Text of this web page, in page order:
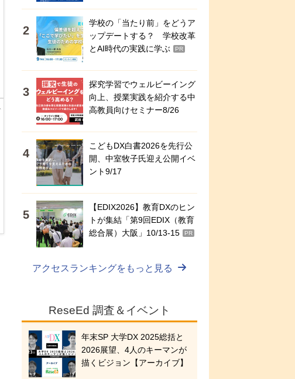
学校の「当たり前」をどうア
ップデートする？ 学校改革
とAI時代の実践に学ぶ
PR
探究学習でウェルビーイング
向上、授業実践を紹介する中
高教員向けセミナー8/26
こどもDX白書2026を先行公
開、中室牧子氏迎え公開イベ
ント9/17
【EDIX2026】教育DXのヒン
トが集結「第9回EDIX（教育
総合展）大阪」10/13-15
PR
アクセスランキングをもっと見る
ReseEd 調査＆イベント
年末SP 大学DX 2025総括と
2026展望、4人のキーマンが
描くビジョン【アーカイブ】